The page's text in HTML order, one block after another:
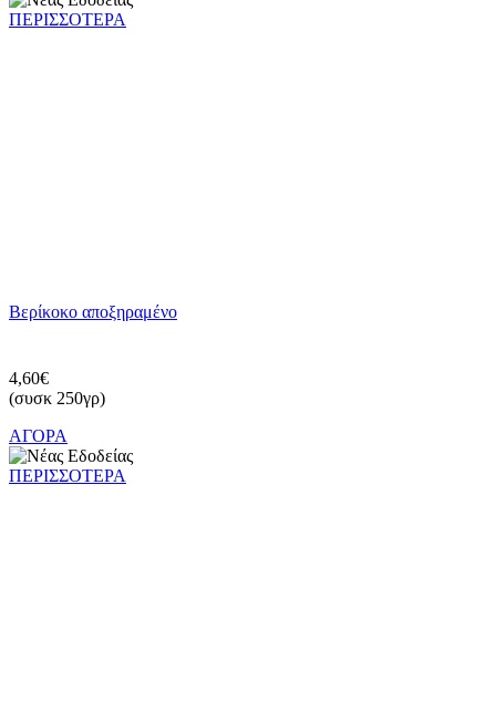
ΠΕΡΙΣΣΟΤΕΡΑ
Βερίκοκο αποξηραμένο
4,60€
(συσκ 250γρ)
ΑΓΟΡΑ
ΠΕΡΙΣΣΟΤΕΡΑ